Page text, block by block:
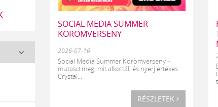
SOCIAL MEDIA SUMMER
KÖRÖMVERSENY
2026-07-16
Social Media Summer Körömverseny –
mutasd meg, mit alkottál, és nyerj értékes
Crystal...
RÉSZLETEK